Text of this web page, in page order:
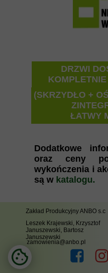
(SKRZYDŁO +
ŁATWY
DRZWI
Dodatkowe
oraz ceny
wykończenia i
są w katalogu.
Zakład Produkcyjny ANBO s.c
Leszek Krajewski, Krzysztof
Januszewski, Bartosz
Januszewski
zamowienia@anbo.pl